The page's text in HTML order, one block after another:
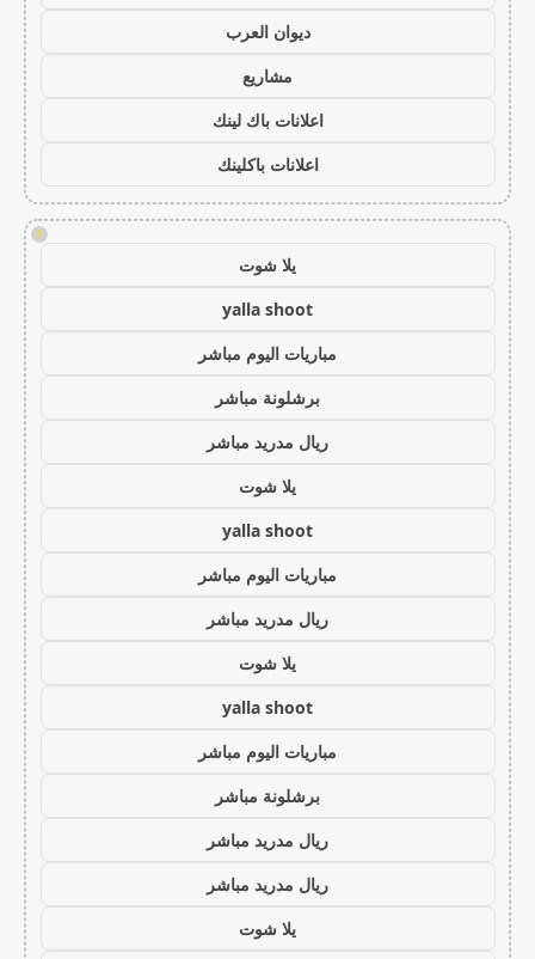
ديوان العرب
مشاريع
اعلانات باك لينك
اعلانات باكلينك
!
يلا شوت
yalla shoot
مباريات اليوم مباشر
برشلونة مباشر
ريال مدريد مباشر
يلا شوت
yalla shoot
مباريات اليوم مباشر
ريال مدريد مباشر
يلا شوت
yalla shoot
مباريات اليوم مباشر
برشلونة مباشر
ريال مدريد مباشر
ريال مدريد مباشر
يلا شوت